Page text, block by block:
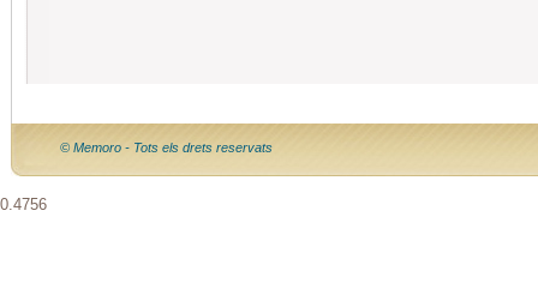
© Memoro - Tots els drets reservats
0.4756